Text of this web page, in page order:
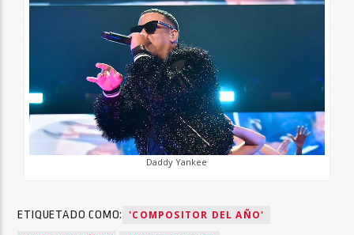
Daddy Yankee
ETIQUETADO COMO:
'COMPOSITOR DEL AÑO'